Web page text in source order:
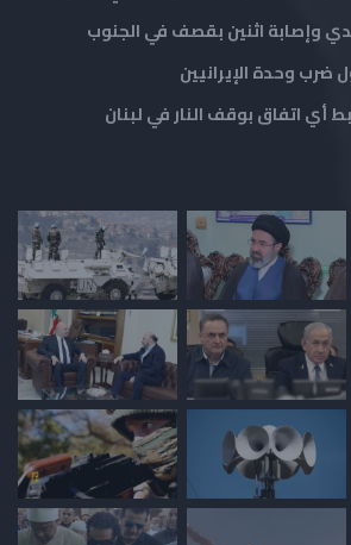
وإصابة اثنين بقصف في الجنوب
ضرب وحدة الإيرانيين
أي اتفاق بوقف النار في لبنان